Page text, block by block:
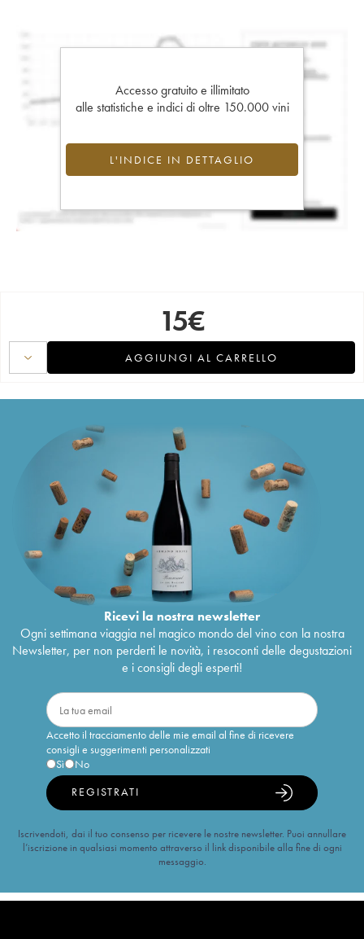
Accesso gratuito e illimitato
alle statistiche e indici di oltre 150.000 vini
L'INDICE IN DETTAGLIO
15€
AGGIUNGI AL CARRELLO
Ricevi la nostra newsletter
Ogni settimana viaggia nel magico mondo del vino con la nostra
Newsletter, per non perderti le novità, i resoconti delle degustazioni
e i consigli degli esperti!
Accetto il tracciamento delle mie email al fine di ricevere
consigli e suggerimenti personalizzati
Sì
No
REGISTRATI
Iscrivendoti, dai il tuo consenso per ricevere le nostre newsletter. Puoi annullare
l’iscrizione in qualsiasi momento attraverso il link disponibile alla fine di ogni
messaggio.